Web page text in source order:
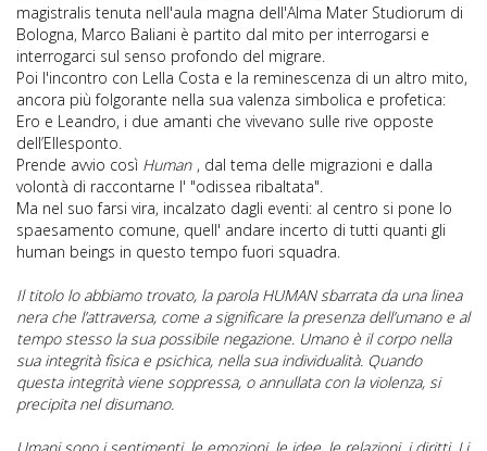
magistralis tenuta nell'aula magna dell'Alma Mater Studiorum di
Bologna, Marco Baliani è partito dal mito per interrogarsi e
interrogarci sul senso profondo del migrare.
Poi l'incontro con Lella Costa e la reminescenza di un altro mito,
ancora più folgorante nella sua valenza simbolica e profetica:
Ero e Leandro, i due amanti che vivevano sulle rive opposte
dell’Ellesponto.
Prende avvio così Human , dal tema delle migrazioni e dalla
volontà di raccontarne l' "odissea ribaltata".
Ma nel suo farsi vira, incalzato dagli eventi: al centro si pone lo
spaesamento comune, quell' andare incerto di tutti quanti gli
human beings in questo tempo fuori squadra.
Il titolo lo abbiamo trovato, la parola HUMAN sbarrata da una linea
nera che l’attraversa, come a significare la presenza dell’umano e al
tempo stesso la sua possibile negazione. Umano è il corpo nella
sua integrità fisica e psichica, nella sua individualità. Quando
questa integrità viene soppressa, o annullata con la violenza, si
precipita nel disumano.